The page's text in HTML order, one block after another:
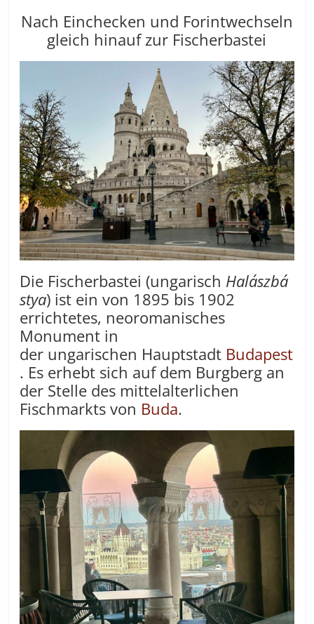
Nach Einchecken und Forintwechseln
gleich hinauf zur Fischerbastei
Die Fischerbastei (ungarisch Halászbá
stya) ist ein von 1895 bis 1902
errichtetes, neoromanisches
Monument in
der ungarischen Hauptstadt Budapest
. Es erhebt sich auf dem Burgberg an
der Stelle des mittelalterlichen
Fischmarkts von Buda.